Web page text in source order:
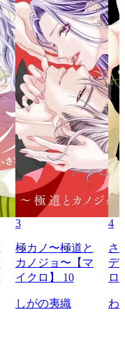
3
極カノ〜極道と
カノジョ〜【マ
イクロ】 10
しがの夷織
4
さ
デ
ロ
わ